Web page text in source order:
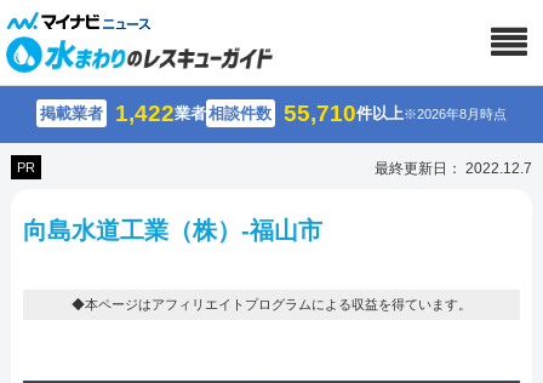
掲載業者 1,422業者相談件数 55,710件以上※2026年8月時点
PR 最終更新日： 2022.12.7
向島水道工業（株）-福山市
◆本ページはアフィリエイトプログラムによる収益を得ています。